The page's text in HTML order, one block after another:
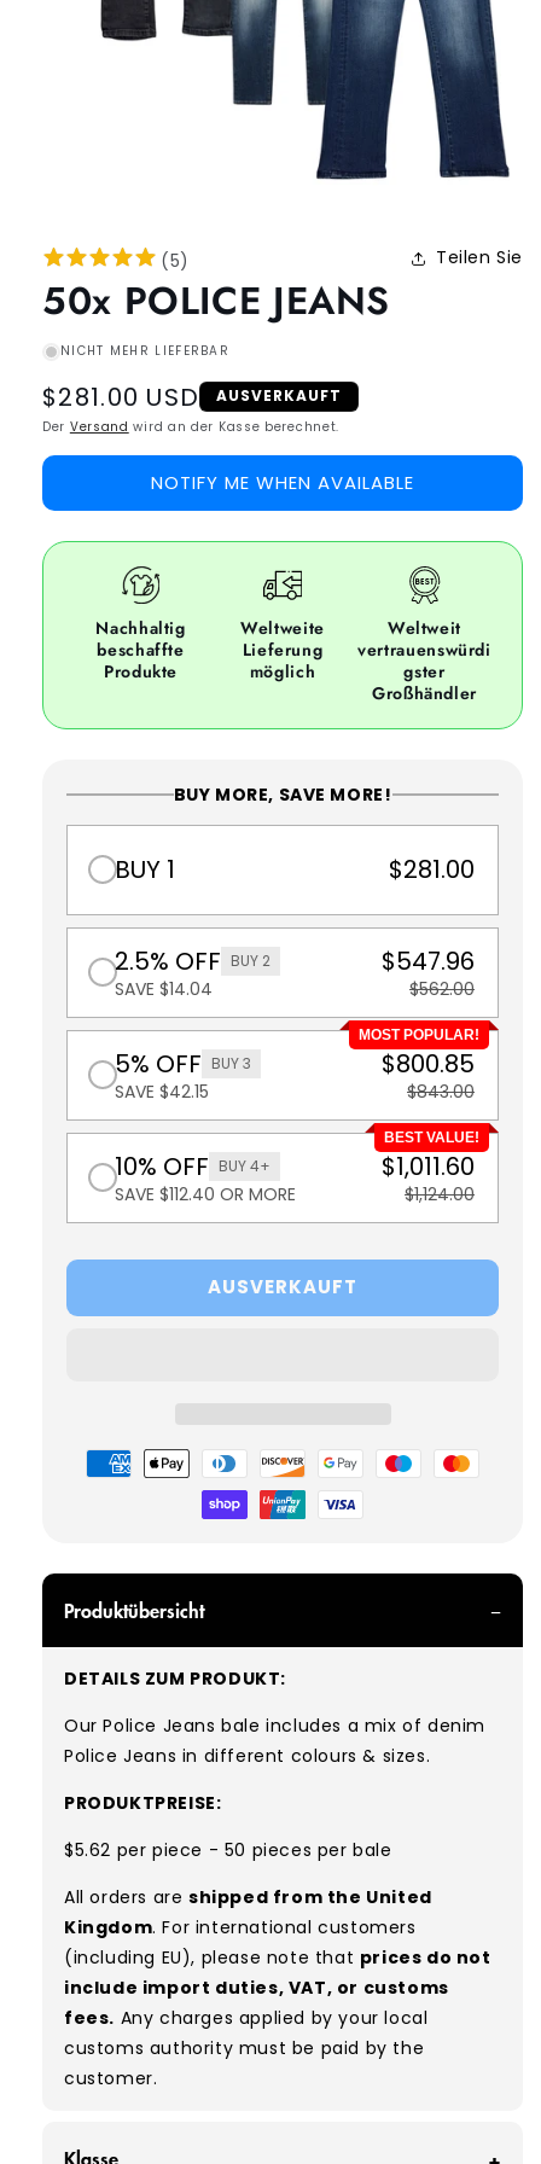
(5) Teilen Sie
50x POLICE JEANS
NICHT MEHR LIEFERBAR
Regular
price
$281.00 USD AUSVERKAUFT
Der Versand wird an der Kasse berechnet.
NOTIFY ME WHEN AVAILABLE
Nachhaltig
beschaffte
Produkte
Weltweite
Lieferung
möglich
Weltweit
vertrauenswürdi
gster
Großhändler
BUY MORE, SAVE MORE!
BUY 1 $281.00
2.5% OFF BUY 2
SAVE $14.04
$547.96
$562.00
MOST POPULAR!
5% OFF BUY 3
SAVE $42.15
$800.85
$843.00
BEST VALUE!
10% OFF BUY 4+
SAVE $112.40 OR MORE
$1,011.60
$1,124.00
AUSVERKAUFT
Zahlungsmöglichkeiten
Produktübersicht
DETAILS ZUM PRODUKT:
Our Police Jeans bale includes a mix of denim
Police Jeans in different colours & sizes.
PRODUKTPREISE:
$5.62 per piece - 50 pieces per bale
All orders are shipped from the United
Kingdom. For international customers
(including EU), please note that prices do not
include import duties, VAT, or customs
fees. Any charges applied by your local
customs authority must be paid by the
customer.
Klasse